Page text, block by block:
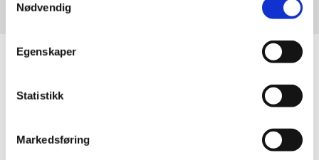
Nødvendig
Egenskaper
Statistikk
Markedsføring
 VÅRE AVDELINGER
markedsføringsinformasjonskapsler for å se